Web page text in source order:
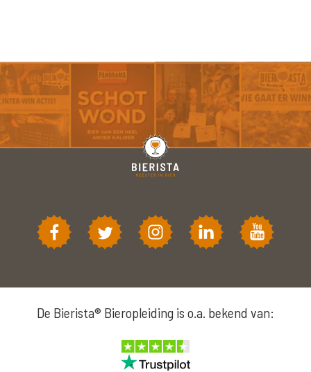
De Bierista® Bieropleiding is o.a. bekend van: